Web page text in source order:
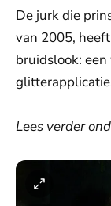
De jurk die
van 2005,
bruidslook:
Lees verder